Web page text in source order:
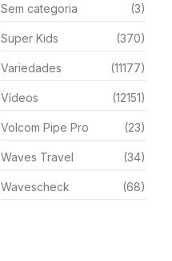
Sem categoria (3)
Super Kids (370)
Variedades (11177)
Vídeos (12151)
Volcom Pipe Pro (23)
Waves Travel (34)
Wavescheck (68)